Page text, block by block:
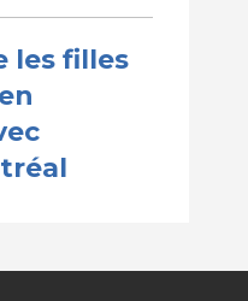
les filles